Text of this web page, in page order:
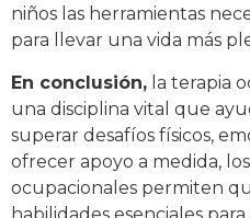
niños las herramientas
para llevar una vida más
En conclusión, la terapia
una disciplina vital que
superar desafíos físicos,
ofrecer apoyo a medida,
ocupacionales permiten